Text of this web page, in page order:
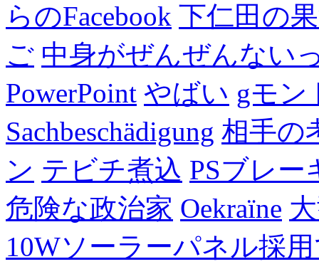
らのFacebook 下仁田の
ご 中身がぜんぜんない
PowerPoint やばい gモン
Sachbeschädigung 相手の
ン テビチ煮込 PSブレー
危険な政治家 Oekraïne
10Wソーラーパネル採